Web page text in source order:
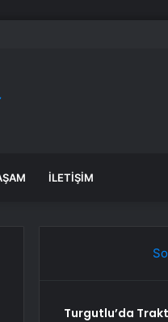
İLETIŞIM
Turgutlu’da